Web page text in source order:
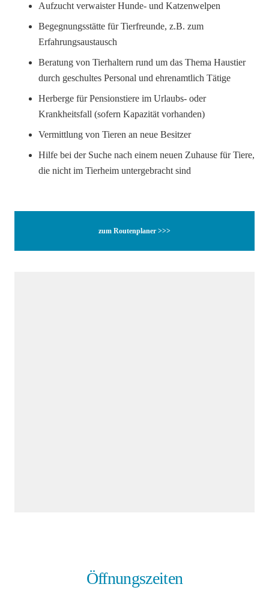
Aufzucht verwaister Hunde- und Katzenwelpen
Begegnungsstätte für Tierfreunde, z.B. zum
Erfahrungsaustausch
Beratung von Tierhaltern rund um das Thema Haustier
durch geschultes Personal und ehrenamtlich Tätige
Herberge für Pensionstiere im Urlaubs- oder
Krankheitsfall (sofern Kapazität vorhanden)
Vermittlung von Tieren an neue Besitzer
Hilfe bei der Suche nach einem neuen Zuhause für Tiere,
die nicht im Tierheim untergebracht sind
zum Routenplaner >>>
Öffnungszeiten